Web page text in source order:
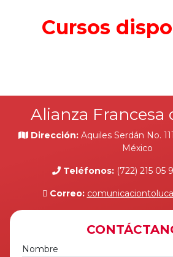
Cursos
Alianza Francesa
Dirección: Aquiles Serdán No.
México
Teléfonos: (722) 215 05
Correo:
Nombre